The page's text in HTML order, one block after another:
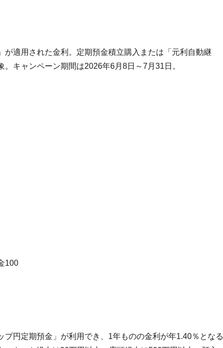
適用された金利。定期預金積立購入または「元利自動継
キャンペーン期間は2026年6月8日～7月31日。
100
円定期預金」が利用でき、1年ものの金利が年1.40％となる